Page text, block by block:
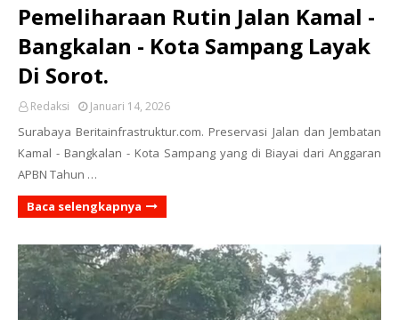
Pemeliharaan Rutin Jalan Kamal -
Bangkalan - Kota Sampang Layak
Di Sorot.
Redaksi Januari 14, 2026
Surabaya Beritainfrastruktur.com. Preservasi Jalan dan Jembatan
Kamal - Bangkalan - Kota Sampang yang di Biayai dari Anggaran
APBN Tahun …
Baca selengkapnya